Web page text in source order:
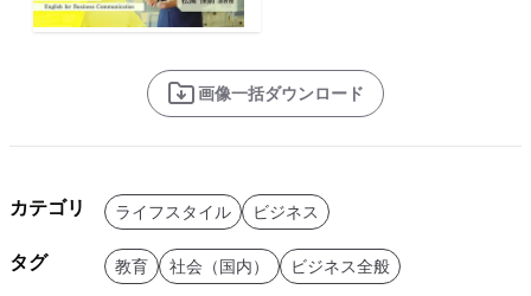
画像一括ダウンロード
カテゴリ ライフスタイル ビジネス
タグ 教育 社会（国内） ビジネス全般